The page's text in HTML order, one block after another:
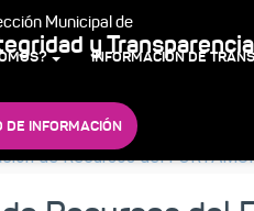
Municipal de
y Transparencia
INFORMACIÓN DE
DE INFORMACIÓN
de Recursos del